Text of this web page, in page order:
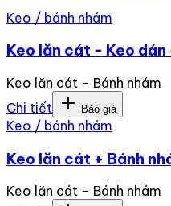
Keo / bánh nhám
Keo lăn cát - Keo dán
Keo lăn cát – Bánh nhám
Chi tiết
Báo giá
Keo / bánh nhám
Keo lăn cát + Bánh
Keo lăn cát – Bánh nhám